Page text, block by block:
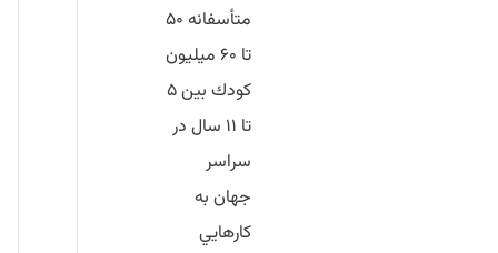
متأسفانه ۵۰
تا ۶۰ ميليون
كودك بين ۵
تا ۱۱ سال در
سراسر
جهان به
كارهايي